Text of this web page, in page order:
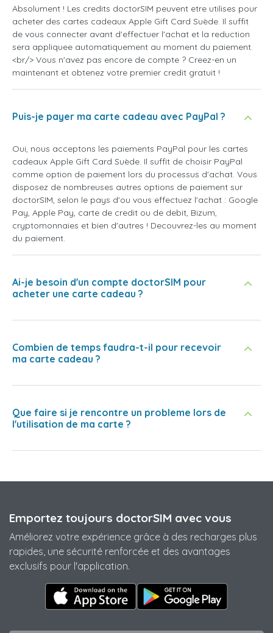
Absolument ! Les credits doctorSIM peuvent etre utilises pour
acheter des cartes cadeaux Apple Gift Card Suède. Il suffit
de vous connecter avant d'effectuer l'achat et la reduction
sera appliquee automatiquement au moment du paiement.
<br/> Vous n'avez pas encore de compte ? Creez-en un
maintenant et obtenez votre premier credit gratuit !
Puis-je payer ma carte cadeau avec PayPal ?
Oui, nous acceptons les paiements PayPal pour les cartes
cadeaux Apple Gift Card Suède. Il suffit de choisir PayPal
comme option de paiement lors du processus d'achat. Vous
disposez de nombreuses autres options de paiement sur
doctorSIM, selon le pays d'ou vous effectuez l'achat : Google
Pay, Apple Pay, carte de credit ou de debit, Bizum,
cryptomonnaies et bien d'autres ! Decouvrez-les au moment
du paiement.
Ai-je besoin d'un compte doctorSIM pour
acheter une carte cadeau ?
Combien de temps faudra-t-il pour recevoir
ma carte cadeau ?
Que faire si je rencontre un probleme lors de
l'utilisation de ma carte ?
Emportez toujours doctorSIM avec vous
Améliorez votre expérience grâce à des recharges plus
rapides, une sécurité renforcée et des avantages
exclusifs pour l'application.